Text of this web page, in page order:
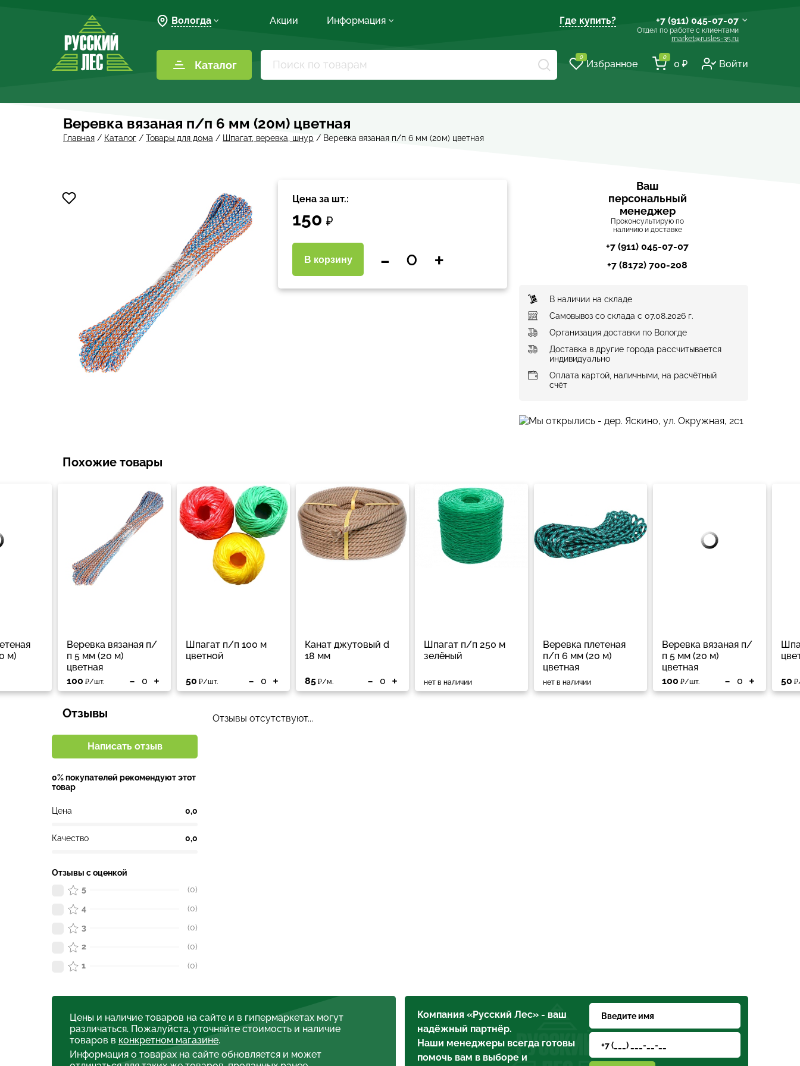
Вологда Акции Информация Где купить? +7 (911) 045-07-07
Отдел по работе с клиентами
market@rusles-35.ru
+7 (921) 238-17-99
Каталог
0
Избранное
0
0 ₽ Войти
Веревка вязаная п/п 6 мм (20м) цветная
Главная / Каталог / Товары для дома / Шпагат, веревка, шнур / Веревка вязаная п/п 6 мм (20м) цветная
Цена за шт.:
150 ₽
В корзину - +
Ваш
персональный
менеджер
Проконсультирую по
наличию и доставке
+7 (911) 045-07-07
+7 (8172) 700-208
В наличии на складе
Самовывоз со склада с 07.08.2026 г.
Организация доставки по Вологде
Доставка в другие города рассчитывается
индивидуально
Оплата картой, наличными, на расчётный
счёт
Похожие товары
м)
Веревка вязаная п/
п 5 мм (20 м)
цветная
100 ₽/шт. - +
Шпагат п/п 100 м
цветной
50 ₽/шт. - +
Канат джутовый d
18 мм
85 ₽/м. - +
Шпагат п/п 250 м
зелёный
нет в наличии
Веревка плетеная
п/п 6 мм (20 м)
цветная
нет в наличии
Веревка вязаная п/
п 5 мм (20 м)
цветная
100 ₽/шт. - + 50
Отзывы
Написать отзыв
0% покупателей рекомендуют этот
товар
Цена 0,0
Качество 0,0
Отзывы с оценкой
5
(0)
4
(0)
3
(0)
2
(0)
1
(0)
Отзывы отсутствуют...
Цены и наличие товаров на сайте и в гипермаркетах могут
различаться. Пожалуйста, уточняйте стоимость и наличие
товаров в конкретном магазине.
Информация о товарах на сайте обновляется и может
Компания «Русский Лес» - ваш
надёжный партнёр.
Наши менеджеры всегда готовы
помочь вам в выборе и